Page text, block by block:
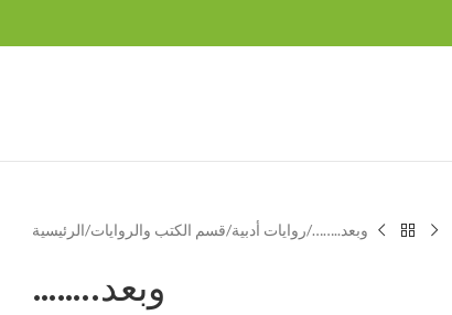
الرئيسية قسم الكتب والروايات روايات أدبية ……..وبعد
……..وبعد